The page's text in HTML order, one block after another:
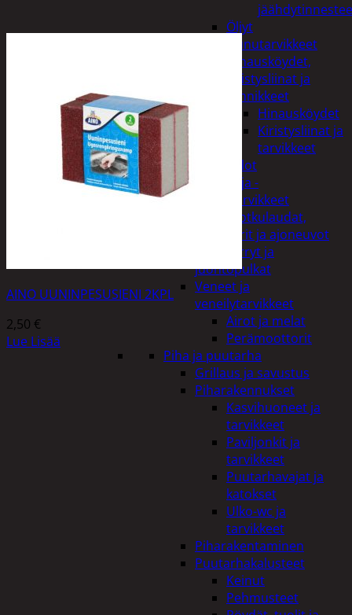
Öljyt
Perävaunutarvikkeet
Hinausköydet,
kiristysliinat ja
kiinnikkeet
Hinausköydet
Kiristysliinat ja
tarvikkeet
Valot
Rengas ja -
vannetarvikkeet
Sähköpotkulaudat,
skootterit ja ajoneuvot
Tukkikärryt ja
juontopulkat
Veneet ja
veneilytarvikkeet
Airot ja melat
Perämoottorit
Piha ja puutarha
Grillaus ja savustus
Piharakennukset
Kasvihuoneet ja
tarvikkeet
Paviljonkit ja
tarvikkeet
Puutarhavajat ja
katokset
Ulko-wc ja
tarvikkeet
Piharakentaminen
Puutarhakalusteet
Keinut
Pehmusteet
AINO UUNINPESUSIENI 2KPL
2,50 €
Lue Lisää